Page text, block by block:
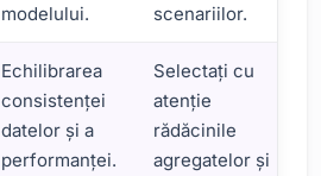
modelului.
scenariilor.
Echilibrarea
consistenței
datelor și a
performanței.
Selectați cu
atenție
rădăcinile
agregatelor și